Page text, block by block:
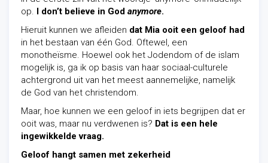
op. I don’t believe in God anymore.
Hieruit kunnen we afleiden dat Mia ooit een geloof had
in het bestaan van één God. Oftewel, een
monotheïsme. Hoewel ook het Jodendom of de islam
mogelijk is, ga ik op basis van haar sociaal-culturele
achtergrond uit van het meest aannemelijke, namelijk
de God van het christendom.
Maar, hoe kunnen we een geloof in iets begrijpen dat er
ooit was, maar nu verdwenen is? Dat is een hele
ingewikkelde vraag.
Geloof hangt samen met zekerheid